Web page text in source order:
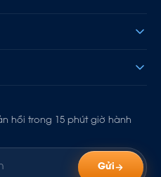
hồi trong 15 phút giờ hành
Gửi